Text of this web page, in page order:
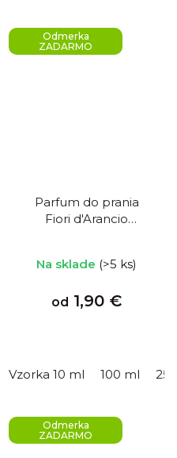
ml 500 ml
Odmerka
ZADARMO
Parfum do prania
Fiori d'Arancio
Na sklade (>5 ks)
od 1,90 €
Vzorka 10 ml 100 ml
Odmerka
ZADARMO